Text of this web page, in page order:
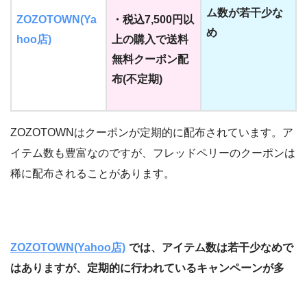
ZOZOTOWN(Ya
hoo店)
・税込7,500円以
上の購入で送料
無料クーポン配
布(不定期)
ム数が若干少な
め
ZOZOTOWNはクーポンが定期的に配布されています。ア
イテム数も豊富なのですが、フレッドペリーのクーポンは
稀に配布されることがあります。
ZOZOTOWN(Yahoo店) では、アイテム数は若干少なめで
はありますが、定期的に行われているキャンペーンが多